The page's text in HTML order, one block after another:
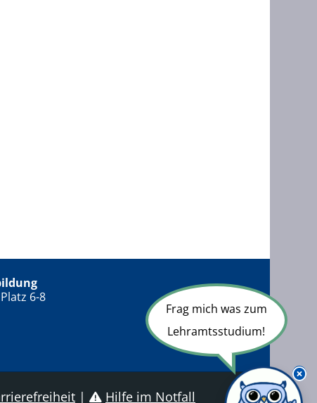
6-8
| Hilfe im Notfall
Frag mich was zum
Lehramtsstudium!